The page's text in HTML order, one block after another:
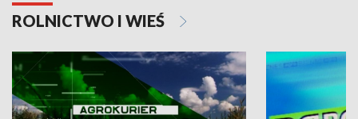
ROLNICTWO I WIEŚ